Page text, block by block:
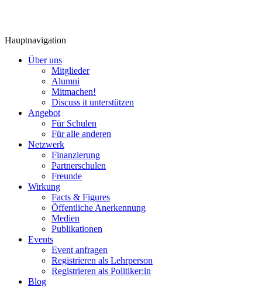
Hauptnavigation
Über uns
Mitglieder
Alumni
Mitmachen!
Discuss it unterstützen
Angebot
Für Schulen
Für alle anderen
Netzwerk
Finanzierung
Partnerschulen
Freunde
Wirkung
Facts & Figures
Öffentliche Anerkennung
Medien
Publikationen
Events
Event anfragen
Registrieren als Lehrperson
Registrieren als Politiker:in
Blog